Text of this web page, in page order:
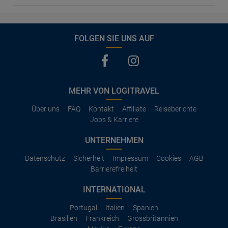
FOLGEN SIE UNS AUF
MEHR VON LOGITRAVEL
Über uns FAQ Kontakt Affiliate
Reiseberichte
Jobs & Karriere
UNTERNEHMEN
Datenschutz Sicherheit Impressum Cookies
AGB
Barrierefreiheit
INTERNATIONAL
Portugal Italien
Spanien
Brasilien
Frankreich
Grossbritannien